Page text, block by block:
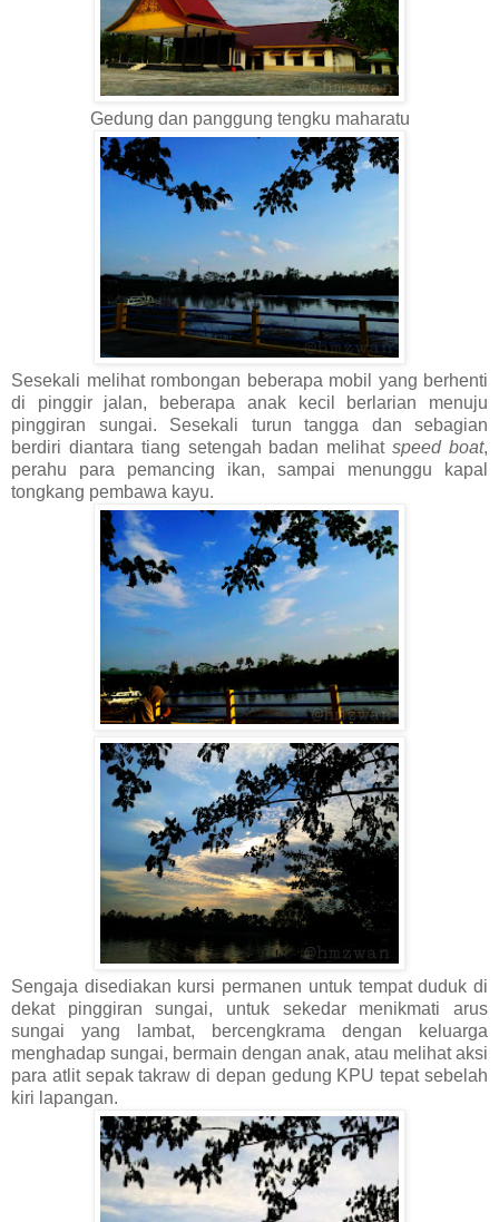
Gedung dan panggung tengku maharatu
Sesekali melihat rombongan beberapa mobil yang berhenti
di pinggir jalan, beberapa anak kecil berlarian menuju
pinggiran sungai. Sesekali turun tangga dan sebagian
berdiri diantara tiang setengah badan melihatspeed boat,
perahu para pemancing ikan, sampai menunggu kapal
tongkang pembawa kayu.
Sengaja disediakan kursi permanen untuk tempat duduk di
dekat pinggiran sungai, untuk sekedar menikmati arus
sungai yang lambat, bercengkrama dengan keluarga
menghadap sungai, bermain dengan anak, atau melihat aksi
para atlit sepak takraw di depan gedung KPU tepat sebelah
kiri lapangan.